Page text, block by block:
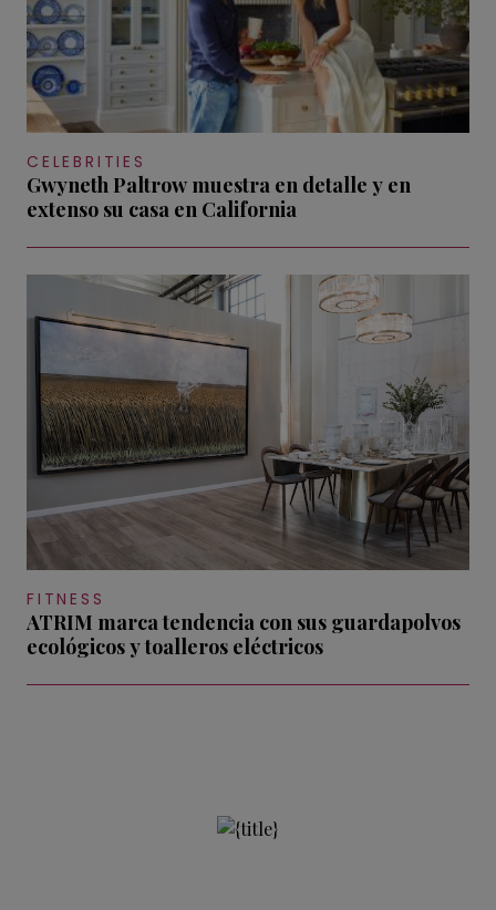
CELEBRITIES
Gwyneth Paltrow muestra en detalle y en
extenso su casa en California
FITNESS
ATRIM marca tendencia con sus guardapolvos
ecológicos y toalleros eléctricos